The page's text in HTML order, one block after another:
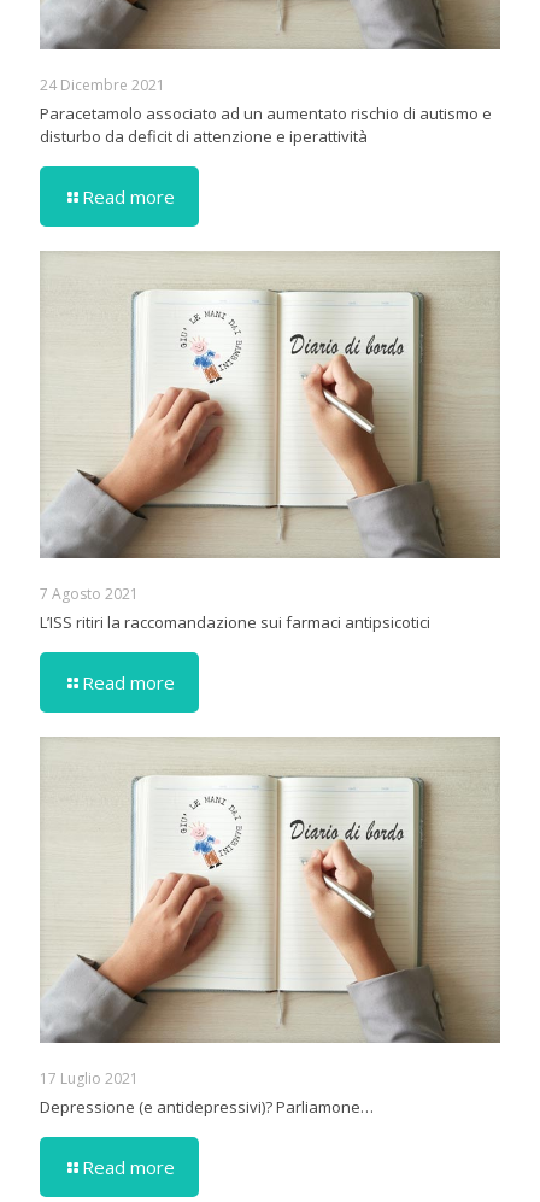
24 Dicembre 2021
Paracetamolo associato ad un aumentato rischio di autismo e
disturbo da deficit di attenzione e iperattività
Read more
7 Agosto 2021
L’ISS ritiri la raccomandazione sui farmaci antipsicotici
Read more
17 Luglio 2021
Depressione (e antidepressivi)? Parliamone…
Read more